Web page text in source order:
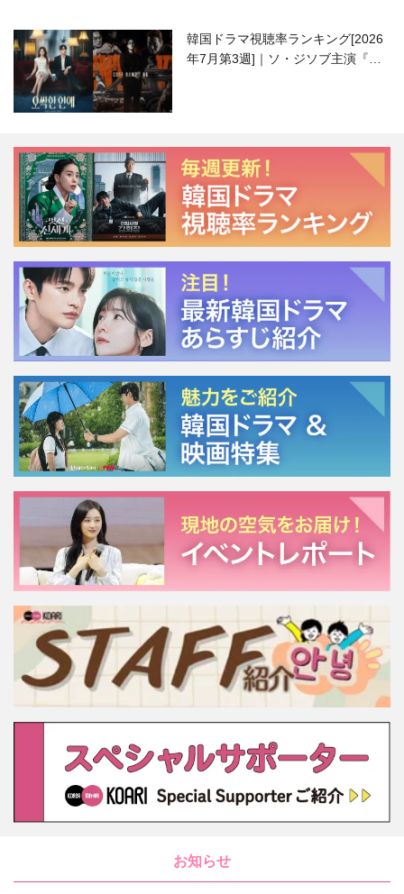
韓国ドラマ視聴率ランキング[2026
年7月第3週]｜ソ・ジソブ主演『エ
お知らせ